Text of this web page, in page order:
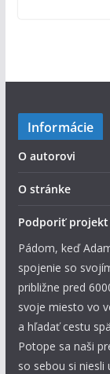
Informácie
O autorovi
O stránke
Podporiť projekt
Pádom, keď
spojenie so
približne pred
svoje miesto vo
a hľadať cestu
Potope sa naši
so sebou si